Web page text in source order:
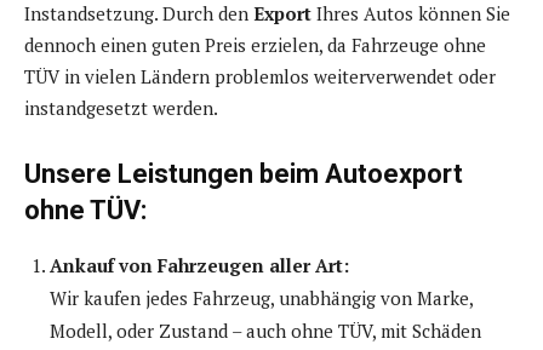
Instandsetzung. Durch den Export Ihres Autos können Sie
dennoch einen guten Preis erzielen, da Fahrzeuge ohne
TÜV in vielen Ländern problemlos weiterverwendet oder
instandgesetzt werden.
Unsere Leistungen beim Autoexport
ohne TÜV:
Ankauf von Fahrzeugen aller Art:
Wir kaufen jedes Fahrzeug, unabhängig von Marke,
Modell, oder Zustand – auch ohne TÜV, mit Schäden